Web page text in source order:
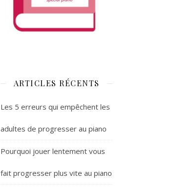
ARTICLES RÉCENTS
Les 5 erreurs qui empêchent les
adultes de progresser au piano
Pourquoi jouer lentement vous
fait progresser plus vite au piano